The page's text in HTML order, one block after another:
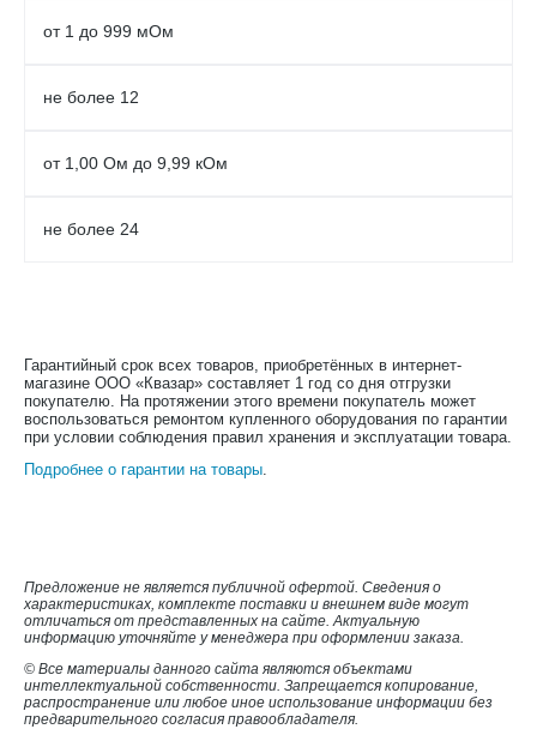
от 1 до 999 мОм
не более 12
от 1,00 Ом до 9,99 кОм
не более 24
Гарантийный срок всех товаров, приобретённых в интернет-
магазине ООО «Квазар» составляет 1 год со дня отгрузки
покупателю. На протяжении этого времени покупатель может
воспользоваться ремонтом купленного оборудования по гарантии
при условии соблюдения правил хранения и эксплуатации товара.
Подробнее о гарантии на товары.
Предложение не является публичной офертой. Сведения о
характеристиках, комплекте поставки и внешнем виде могут
отличаться от представленных на сайте. Актуальную
информацию уточняйте у менеджера при оформлении заказа.
© Все материалы данного сайта являются объектами
интеллектуальной собственности. Запрещается копирование,
распространение или любое иное использование информации без
предварительного согласия правообладателя.